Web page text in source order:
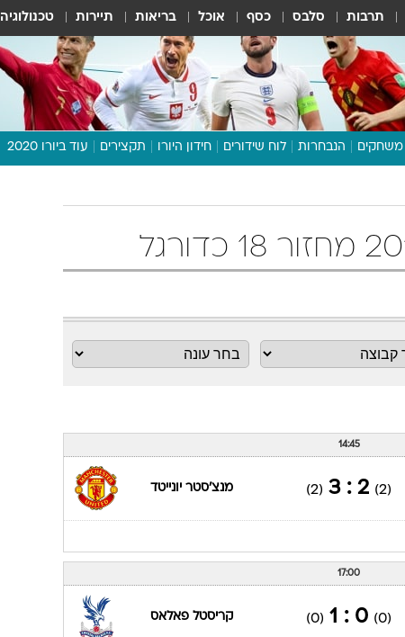
תרבות סלבס כסף אוכל בריאות תיירות טכנולוגיה
משחקים הנבחרות לוח שידורים חידון היורו תקצירים עוד ביורו 2020
תכנית היורו
14:45
(2)
2 : 3
(2) מנצ'סטר יונייטד
17:00
(0)
0 : 1
(0) קריסטל פאלאס